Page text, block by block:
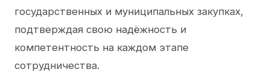
государственных и муниципальных закупках,
подтверждая свою надёжность и
компетентность на каждом этапе
сотрудничества.